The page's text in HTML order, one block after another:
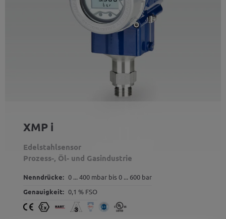
XMP i
Edelstahlsensor
Prozess-, Öl- und Gasindustrie
Nenndrücke: 0 ... 400 mbar bis 0 ... 600 bar
Genauigkeit: 0,1 % FSO